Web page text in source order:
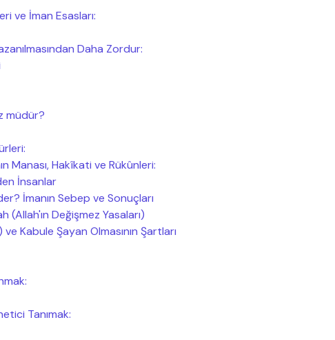
ve İman Esasları:
Daha Zordur:
müdür?
Manası, Hakîkati ve Rükûnleri:
İnsanlar
İmanın Sebep ve Sonuçları
(Allah'ın Değişmez Yasaları)
Kabule Şayan Olmasının Şartları
Tanımak: